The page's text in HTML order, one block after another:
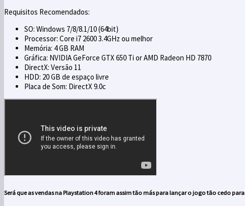
Requisitos Recomendados:
SO: Windows 7/8/8.1/10 (64bit)
Processor: Core i7 2600 3.4GHz ou melhor
Memória: 4 GB RAM
Gráfica: NVIDIA GeForce GTX 650 Ti or AMD Radeon HD 7870
DirectX: Versão 11
HDD: 20 GB de espaço livre
Placa de Som: DirectX 9.0c
Será que as vendas naPlaystation 4foram assim tão más para lançar o jogo tão cedo para